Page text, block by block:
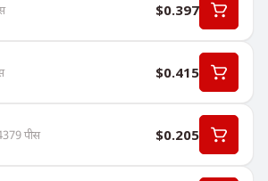
$0.397
$0.415
पीस $0.205